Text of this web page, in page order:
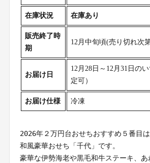
在庫状況 在庫あり
販売終了時
期
12月中旬頃(売り切れ次
お届け日
12月28日～12月31日の
定可）
お届け仕様 冷凍
2026年２万円台おせちおすすめ５番目
和風豪華おせち「千代」です。
豪華な伊勢海老や黒毛和牛ステーキ、あ